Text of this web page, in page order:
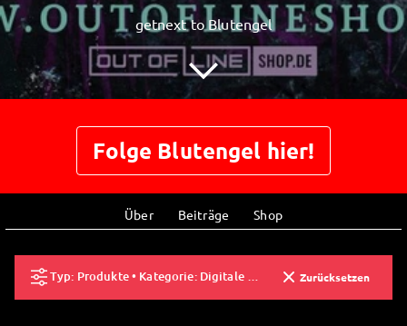
getnext to Blutengel
Folge Blutengel hier!
Über Beiträge Shop
Typ: Produkte • Kategorie: Digitale Musik und Konzerte Zurücksetzen